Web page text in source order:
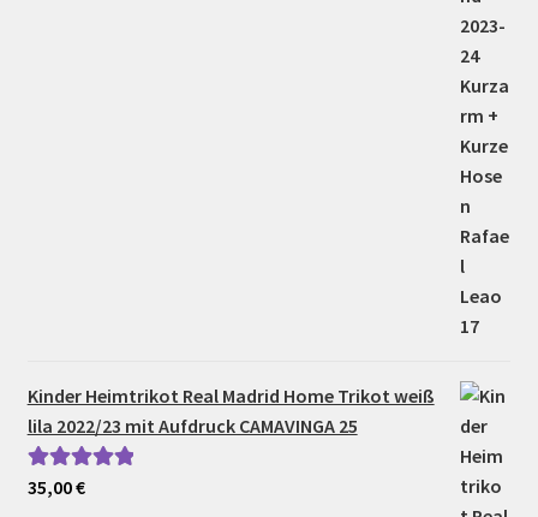
Kinder Heimtrikot Real Madrid Home Trikot weiß
lila 2022/23 mit Aufdruck CAMAVINGA 25
Bewertet mit
35,00€